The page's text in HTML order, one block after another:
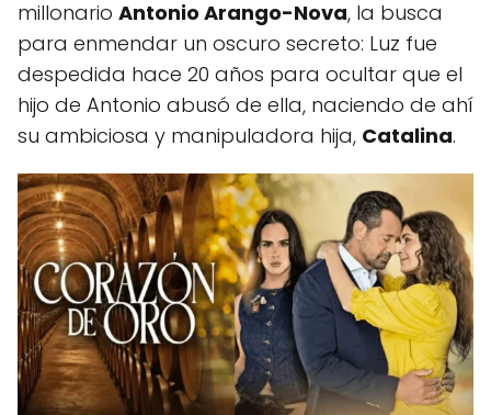
millonario Antonio Arango-Nova, la busca
para enmendar un oscuro secreto: Luz fue
despedida hace 20 años para ocultar que el
hijo de Antonio abusó de ella, naciendo de ahí
su ambiciosa y manipuladora hija, Catalina.